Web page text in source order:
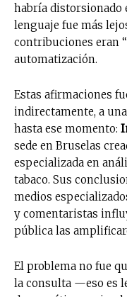
habría distorsionado
lenguaje fue más
contribuciones eran
automatización.
Estas afirmaciones
indirectamente, a
hasta ese momento:
sede en Bruselas
especializada en
tabaco. Sus
medios
y comentaristas
pública las
El problema no fue
la consulta —eso es